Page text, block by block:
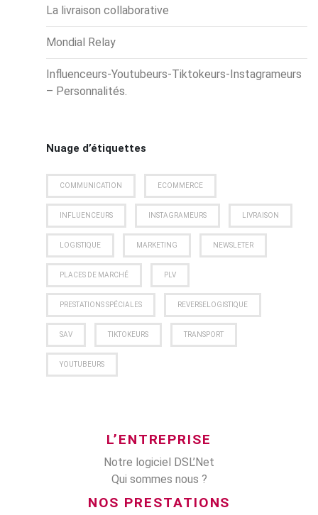
La livraison collaborative
Mondial Relay
Influenceurs-Youtubeurs-Tiktokeurs-Instagrameurs
– Personnalités.
Nuage d’étiquettes
COMMUNICATION ECOMMERCE
INFLUENCEURS INSTAGRAMEURS LIVRAISON
LOGISTIQUE MARKETING NEWSLETER
PLACES DE MARCHÉ PLV
PRESTATIONS SPÉCIALES REVERSELOGISTIQUE
SAV TIKTOKEURS TRANSPORT
YOUTUBEURS
L’ENTREPRISE
Notre logiciel DSL’Net
Qui sommes nous ?
NOS PRESTATIONS